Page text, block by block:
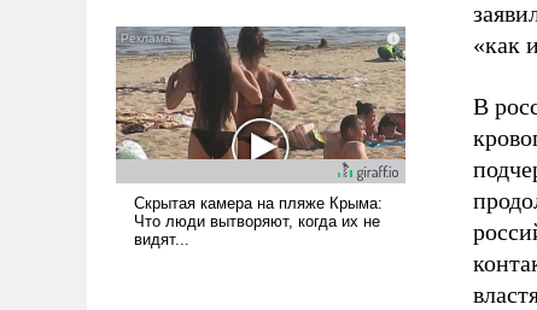
уязвимости США, например, перед
Китаем.
«как
В